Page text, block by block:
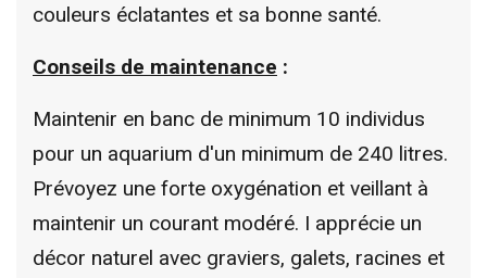
couleurs éclatantes et sa bonne santé.
Conseils de maintenance :
Maintenir en banc de minimum 10 individus
pour un aquarium d'un minimum de 240 litres.
Prévoyez une forte oxygénation et veillant à
maintenir un courant modéré. I apprécie un
décor naturel avec graviers, galets, racines et